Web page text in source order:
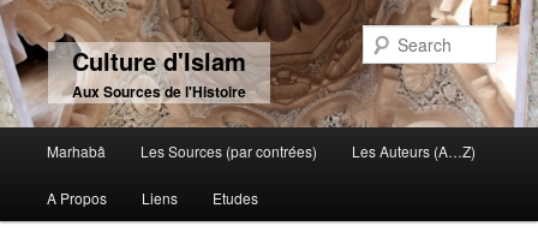
Culture d'Islam
Aux Sources de l'Histoire
Skip to primary content
Skip to secondary content
Marhabâ Les Sources (par contrées) Les Auteurs (A…Z)
A Propos Liens Etudes